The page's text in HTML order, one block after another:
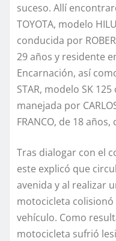
suceso. Allí
TOYOTA, modelo
conducida por
29 años y residente
Encarnación, así
STAR, modelo SK
manejada por
FRANCO, de 18
Tras dialogar con el
este explicó que
avenida y al realizar
motocicleta
vehículo. Como
motocicleta sufrió